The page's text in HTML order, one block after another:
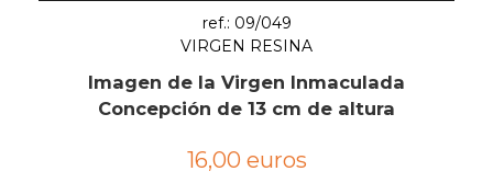
ref.: 09/049
VIRGEN RESINA
Imagen de la Virgen Inmaculada
Concepción de 13 cm de altura
16,00 euros